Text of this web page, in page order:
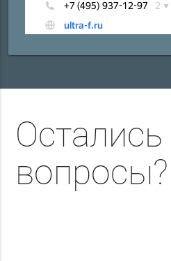
Остались
вопросы?